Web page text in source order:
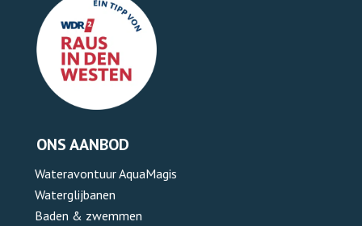
ONS AANBOD
Wateravontuur AquaMagis
Waterglijbanen
Baden & zwemmen